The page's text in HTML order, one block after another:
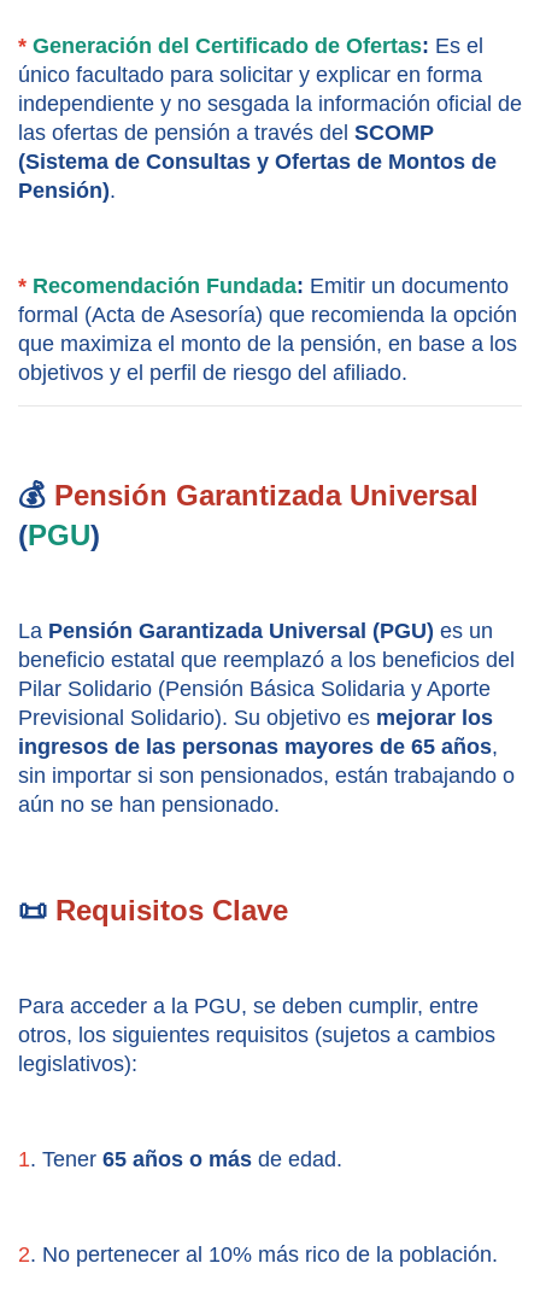
* Generación del Certificado de Ofertas: Es el
único facultado para solicitar y explicar en forma
independiente y no sesgada la información oficial de
las ofertas de pensión a través del SCOMP
(Sistema de Consultas y Ofertas de Montos de
Pensión).
* Recomendación Fundada: Emitir un documento
formal (Acta de Asesoría) que recomienda la opción
que maximiza el monto de la pensión, en base a los
objetivos y el perfil de riesgo del afiliado.
💰
(PGU)
La Pensión Garantizada Universal (PGU) es un
beneficio estatal que reemplazó a los beneficios del
Pilar Solidario (Pensión Básica Solidaria y Aporte
Previsional Solidario). Su objetivo es mejorar los
ingresos de las personas mayores de 65 años,
sin importar si son pensionados, están trabajando o
aún no se han pensionado.
📜 Requisitos Clave
Para acceder a la PGU, se deben cumplir, entre
otros, los siguientes requisitos (sujetos a cambios
legislativos):
1. Tener 65 años o más de edad.
2. No pertenecer al 10% más rico de la población.